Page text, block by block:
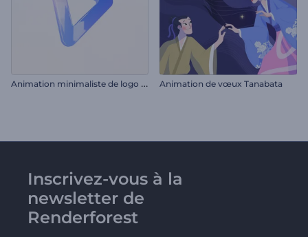
A
nimation minimaliste de logo d'entreprise Animation de vœux Tanabata
Inscrivez-vous à la
newsletter de
Renderforest